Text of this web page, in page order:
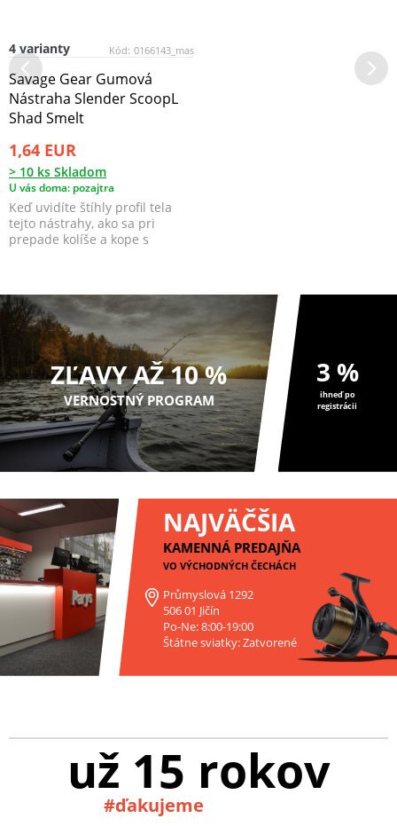
Kód: 0166143_mas
4 varianty
Savage Gear Gumová
Nástraha Slender ScoopL
Shad Smelt
1,64 EUR
> 10 ks Skladom
U vás doma: pozajtra
Keď uvidíte štíhly profil tela
tejto nástrahy, ako sa pri
prepade kolíše a kope s
ZĽAVY AŽ 10 %
VERNOSTNÝ PROGRAM
3 %
ihneď po
registrácii
NAJVÄČŠIA
KAMENNÁ PREDAJŇA
VO VÝCHODNÝCH ČECHÁCH
Průmyslová 1292
506 01 Jičín
Po-Ne: 8:00-19:00
Štátne sviatky: Zatvorené
už 15 rokov
#ďakujeme